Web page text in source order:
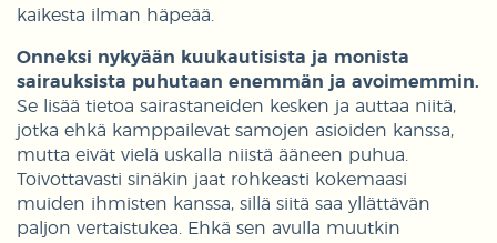
kaikesta ilman häpeää.
Onneksi nykyään kuukautisista ja monista
sairauksista puhutaan enemmän ja avoimemmin.
Se lisää tietoa sairastaneiden kesken ja auttaa niitä,
jotka ehkä kamppailevat samojen asioiden kanssa,
mutta eivät vielä uskalla niistä ääneen puhua.
Toivottavasti sinäkin jaat rohkeasti kokemaasi
muiden ihmisten kanssa, sillä siitä saa yllättävän
paljon vertaistukea. Ehkä sen avulla muutkin